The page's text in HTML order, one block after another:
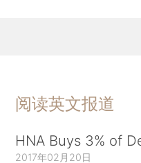
阅读英文报道
HNA Buys 3% of
2017年02月20日